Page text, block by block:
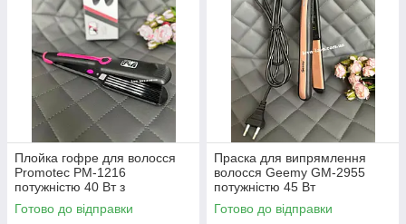
Плойка гофре для волосся
Promotec PM-1216
потужністю 40 Вт з
алюмінієвою пластиною
Рожевого кольору
Готово до відправки
Праска для випрямлення
волосся Geemy GM-2955
потужністю 45 Вт
Готово до відправки